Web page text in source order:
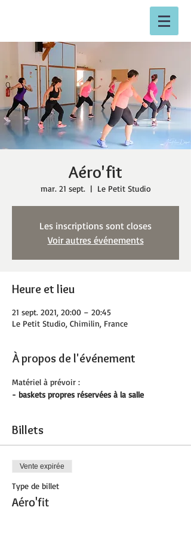
Aéro'fit
mar. 21 sept.
  |
Le Petit Studio
Les inscriptions sont closes
Voir autres événements
Heure et lieu
21 sept. 2021, 20:00 – 20:45
Le Petit Studio, Chimilin, France
À propos de l'événement
Matériel à prévoir :
- baskets propres réservées à la salle
Billets
Vente expirée
Type de billet
Aéro'fit